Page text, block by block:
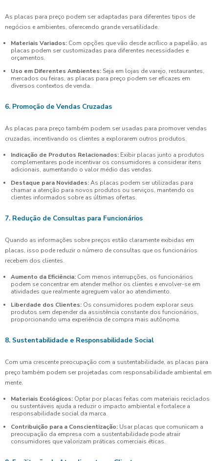
As placas para preço podem ser adaptadas para diferentes tipos de
negócios e ambientes, oferecendo grande versatilidade.
Materiais Variados: Com opções que vão desde acrílico a papelão, as
placas podem ser customizadas para diferentes necessidades e
orçamentos.
Uso em Diferentes Ambientes: Seja em lojas de varejo, restaurantes,
mercados ou feiras, as placas para preço podem ser eficazes em
diversos contextos de venda.
6. Promoção de Vendas Cruzadas
As placas para preço também podem ser usadas para promover vendas
cruzadas, incentivando os clientes a explorarem outros produtos.
Indicação de Produtos Relacionados: Exibir placas junto a produtos
complementares pode incentivar os consumidores a considerar itens
adicionais, aumentando o valor médio das vendas.
Destaque para Novidades:As placas podem ser utilizadas para
chamar a atenção para novos produtos ou serviços, mantendo os
clientes informados sobre as últimas ofertas.
7. Redução de Consultas para Funcionários
Quando as informações sobre preços estão claramente exibidas em
placas, isso pode reduzir o número de consultas que os funcionários
recebem dos clientes.
Aumento da Eficiência: Com menos interrupções, os funcionários
podem se concentrar em atender melhor os clientes e envolver-se em
atividades que realmente agreguem valor ao atendimento.
Liberdade dos Clientes: Os consumidores podem explorar seus
produtos sem depender da assistência constante dos funcionários,
proporcionando uma experiência de compra mais autônoma.
8. Sustentabilidade e Responsabilidade Social
Com uma crescente preocupação com a sustentabilidade, as placas para
preço também podem ser projetadas com responsabilidade ambiental em
mente.
Materiais Ecológicos: Optar por placas feitas com materiais reciclados
ou sustentáveis ajuda a reduzir o impacto ambiental e fortalece a
responsabilidade social da marca.
Contribuição para a Conscientização: Usar placas que comunicam a
preocupação da empresa com a sustentabilidade pode atrair
consumidores que valorizam práticas comerciais éticas.